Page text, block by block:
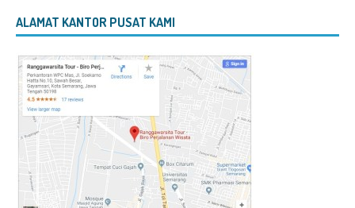
ALAMAT KANTOR PUSAT KAMI